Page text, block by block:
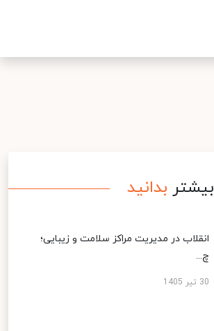
بیشتر بدانید
انقلاب در مدیریت مراکز سلامت و زیبایی؛
چ...
30 تیر 1405